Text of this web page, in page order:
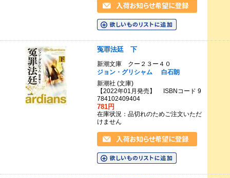
冤罪法廷 下
新潮文庫 クー２３ー４０
ジョン・グリシャム
白石朗
新潮社 (文庫)
【2022年01月発売】 ISBNコード 9
784102409404
781円
在庫状況：品切れのためご注文いただ
けません